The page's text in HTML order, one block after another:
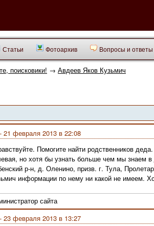
Статьи Фотоархив Вопросы и ответы
поисковики! → Авдеев Яков Кузьмич
- 21 февраля 2013 в 22:08
Помогите найти родственников
но хотя бы узнать больше чем мы знаем
р-н, д. Оленино, пpизв. г. Тула,
информации по нему ни какой не имеем.
сайта
- 23 февраля 2013 в 13:27